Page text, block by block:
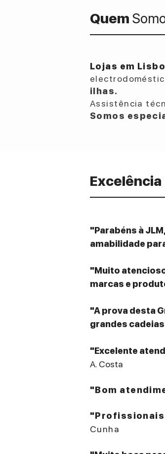
Quem
Lojas em
ilhas.
Assistência
Somos
Excelência
"Parabéns à
amabilidade
"Muito
marcas e
"A prova desta
grandes
"Excelente
A. Costa
"Bom
"Profissionais
Cunha